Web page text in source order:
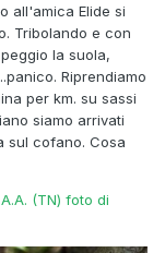
all'amica Elide si
Tribolando e con
la suola,
Riprendiamo
per km. su sassi
siamo arrivati
sul cofano. Cosa
(TN) foto di